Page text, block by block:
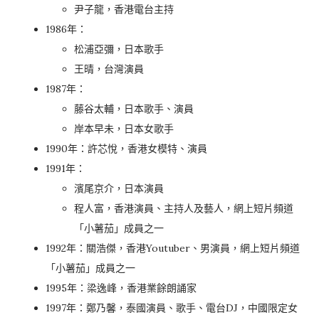
尹子龍，香港電台主持
1986年：
松浦亞彌，日本歌手
王晴，台灣演員
1987年：
藤谷太輔，日本歌手、演員
岸本早未，日本女歌手
1990年：許芯悅，香港女模特、演員
1991年：
濱尾京介，日本演員
程人富，香港演員、主持人及藝人，網上短片頻道
「小薯茄」成員之一
1992年：關浩傑，香港Youtuber、男演員，網上短片頻道
「小薯茄」成員之一
1995年：梁逸峰，香港業餘朗誦家
1997年：鄭乃馨，泰國演員、歌手、電台DJ，中國限定女